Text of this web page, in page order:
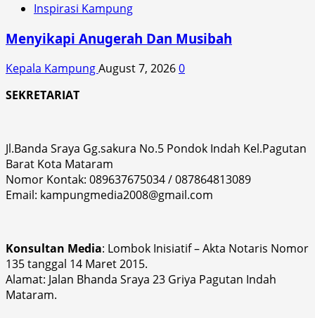
Inspirasi Kampung
Menyikapi Anugerah Dan Musibah
Kepala KampungAugust 7, 20260
SEKRETARIAT
Jl.Banda Sraya Gg.sakura No.5 Pondok Indah Kel.Pagutan
Barat Kota Mataram
Nomor Kontak: 089637675034 / 087864813089
Email: kampungmedia2008@gmail.com
Konsultan Media: Lombok Inisiatif – Akta Notaris Nomor
135 tanggal 14 Maret 2015.
Alamat: Jalan Bhanda Sraya 23 Griya Pagutan Indah
Mataram.